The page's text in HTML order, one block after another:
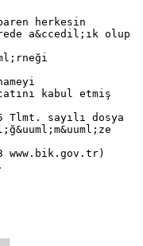
herkesin
a&ccedil;ık olup
kabul etmiş
Tlmt. sayılı dosya
www.bik.gov.tr)